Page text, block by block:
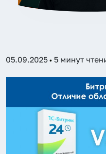
05.09.2025 5 минут